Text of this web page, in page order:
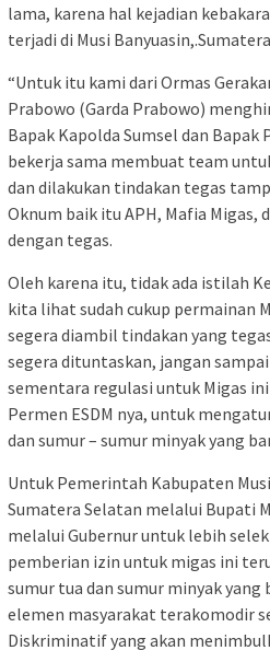
lama, karena hal kejadian
terjadi di Musi
“Untuk itu kami dari Ormas
Prabowo (Garda Prabowo)
Bapak Kapolda Sumsel dan Bapak
bekerja sama membuat team
dan dilakukan tindakan tegas
Oknum baik itu APH, Mafia Migas,
dengan tegas.
Oleh karena itu, tidak ada istilah
kita lihat sudah cukup permainan
segera diambil tindakan yang
segera dituntaskan, jangan
sementara regulasi untuk Migas ini
Permen ESDM nya, untuk
dan sumur – sumur minyak yang
Untuk Pemerintah Kabupaten
Sumatera Selatan melalui Bupati
melalui Gubernur untuk lebih
pemberian izin untuk migas ini
sumur tua dan sumur minyak yang
elemen masyarakat terakomodir
Diskriminatif yang akan